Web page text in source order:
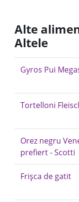
Alte
Altele
Gyros Pui
Tortelloni
Orez negru
prefiert - Scotti
Frișca de gatit